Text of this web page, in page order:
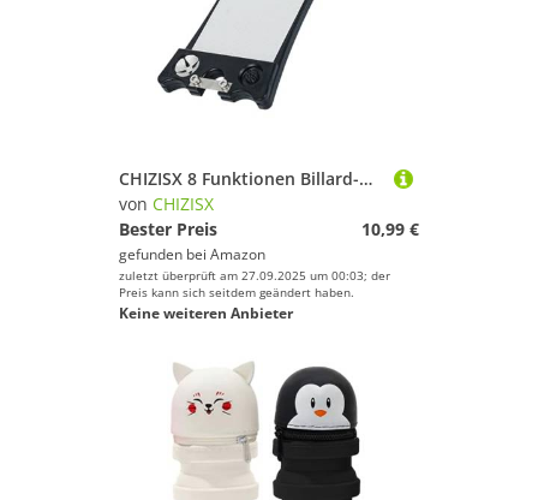
CHIZISX 8 Funktionen Billard-Queue-Spitzen-Former, Pool-Stick-Spitzen-Former, Poolspitzen, Trimmer, Polierer-Werkzeug für schnelle Reparatur von Poolspitzen
von CHIZISX
Bester Preis
10,99 €
gefunden bei Amazon
zuletzt überprüft am 27.09.2025 um 00:03; der
Preis kann sich seitdem geändert haben.
Keine weiteren Anbieter